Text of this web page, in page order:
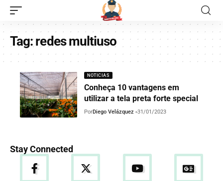
Tag:redes multiuso
NOTICIAS
Conheça 10 vantagens em
utilizar a tela preta forte special
PorDiego Velázquez 31/01/2023
Stay Connected